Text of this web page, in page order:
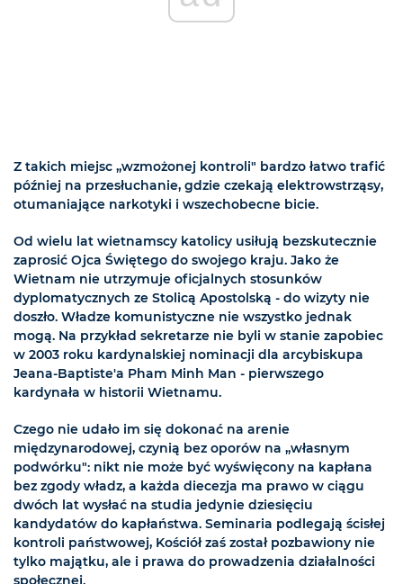
Z takich miejsc „wzmożonej kontroli" bardzo łatwo trafić
później na przesłuchanie, gdzie czekają elektrowstrząsy,
otumaniające narkotyki i wszechobecne bicie.
Od wielu lat wietnamscy katolicy usiłują bezskutecznie
zaprosić Ojca Świętego do swojego kraju. Jako że
Wietnam nie utrzymuje oficjalnych stosunków
dyplomatycznych ze Stolicą Apostolską - do wizyty nie
doszło. Władze komunistyczne nie wszystko jednak
mogą. Na przykład sekretarze nie byli w stanie zapobiec
w 2003 roku kardynalskiej nominacji dla arcybiskupa
Jeana-Baptiste'a Pham Minh Man - pierwszego
kardynała w historii Wietnamu.
Czego nie udało im się dokonać na arenie
międzynarodowej, czynią bez oporów na „własnym
podwórku": nikt nie może być wyświęcony na kapłana
bez zgody władz, a każda diecezja ma prawo w ciągu
dwóch lat wysłać na studia jedynie dziesięciu
kandydatów do kapłaństwa. Seminaria podlegają ścisłej
kontroli państwowej, Kościół zaś został pozbawiony nie
tylko majątku, ale i prawa do prowadzenia działalności
społecznej.